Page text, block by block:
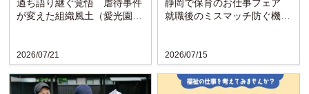
2026/07/21
過ち語り継ぐ覚悟 虐待事件
が変えた組織風土（愛光園・
2026/07/15
静岡で保育のお仕事フェア
就職後のミスマッチ防ぐ機会